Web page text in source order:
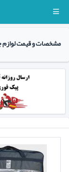
مشخصات و قیمت لوازم